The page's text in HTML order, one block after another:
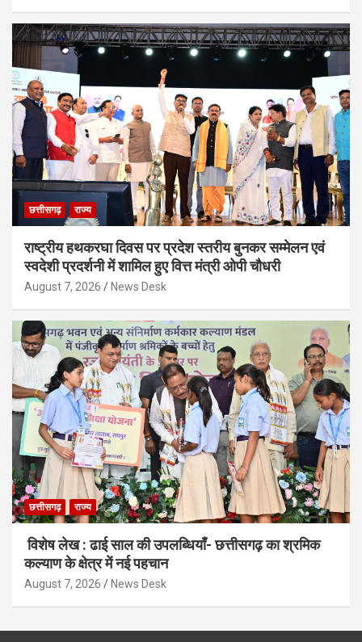
छत्तीसगढ़ राज्य
राष्ट्रीय हथकरघा दिवस पर प्रदेश स्तरीय बुनकर सम्मेलन एवं
स्वदेशी प्रदर्शनी में शामिल हुए वित्त मंत्री ओपी चौधरी
August 7, 2026 News Desk
छत्तीसगढ़ राज्य
विशेष लेख : ढाई साल की उपलब्धियाँ- छत्तीसगढ़ का श्रमिक
कल्याण के क्षेत्र में नई पहचान
August 7, 2026 News Desk